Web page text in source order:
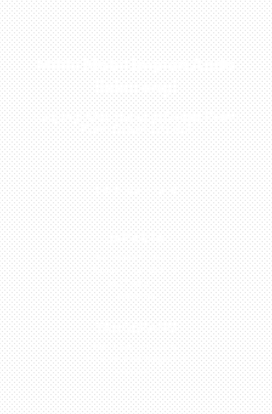
Miliki Mobil Impian Anda
Sekarang!
Kunjungi Atau Hubungi Dealer Resmi
Kami Di Kota Anda!
0813-1054-7548
JAKARTA
Perumahan Boulevard
Taman Surya 3 Blok h2,
No.27, Jakarta –
Indonesia
TANGERANG
Husein Sastra Negara,
No.8 Jurumudi Tangerang
– Indonesia